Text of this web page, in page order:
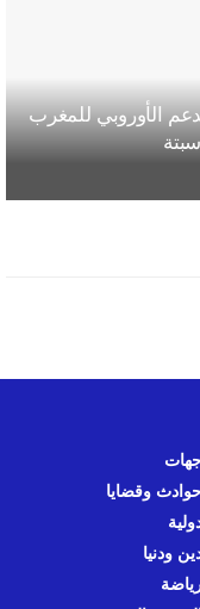
الأوروبي للمغرب
وقضايا
ودنيا